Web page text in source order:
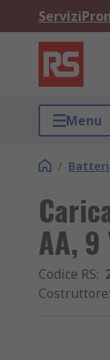
Servizi
Menu
/
AA,
Codice RS:
Costruttore: